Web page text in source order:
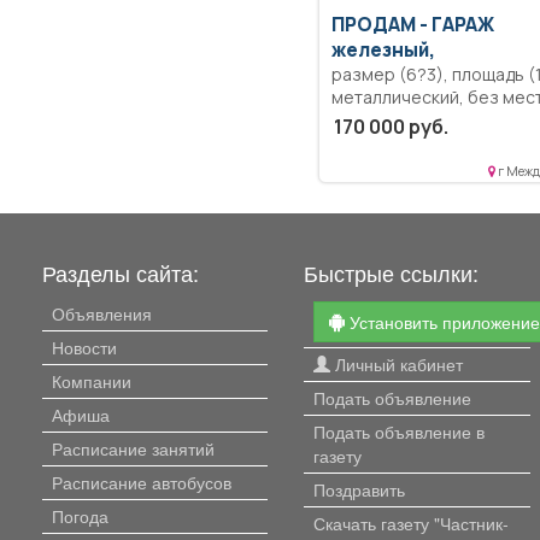
есть станок для заточки,
тиски, кувалды, молотки,
топоры, гаечные ключи,
шестигранники,
компрессор для подкачки
ПРОДАМ - ГАРАЖ
железный,
размер (6?3), площадь
металлический, без
пол метал, по низу
трубы как сани.
170 000 руб.
г
Разделы сайта:
Объявления
Новости
Компании
Афиша
Расписание занятий
Расписание автобусов
Погода
Быстрые ссылки:
Установить приложение
Личный кабинет
Подать объявление
Подать объявление в
газету
Поздравить
Скачать газету "Частник-